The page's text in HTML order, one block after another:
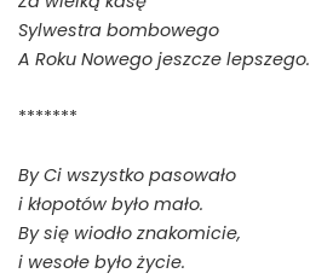
Sylwestra bombowego
A Roku Nowego jeszcze lepszego.
*******
By Ci wszystko pasowało
i kłopotów było mało.
By się wiodło znakomicie,
i wesołe było życie.